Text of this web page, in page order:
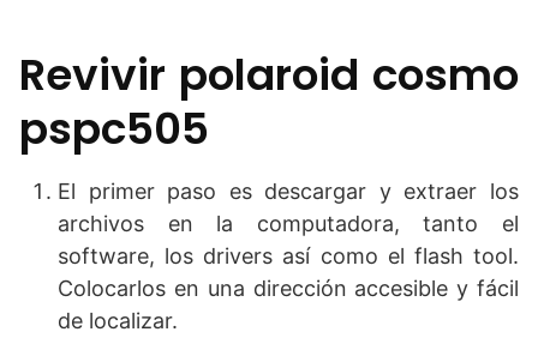
Revivir polaroid cosmo
pspc505
El primer paso es descargar y extraer los
archivos en la computadora, tanto el
software, los drivers así como el flash tool.
Colocarlos en una dirección accesible y fácil
de localizar.